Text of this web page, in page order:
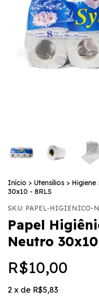
Início > Utensílios > Higiene
30x10 - 8RLS
SKU: PAPEL-HIGIENICO-
Papel
Neutro
R$10,00
2 x de R$5,83